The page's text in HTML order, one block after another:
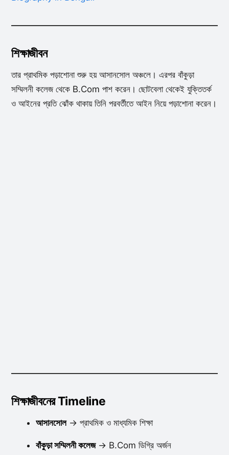
শিক্ষাজীবন
তার প্রাথমিক পড়াশোনা শুরু হয় আসানসোল অঞ্চলে। এরপর বাঁকুড়া
সম্মিলনী কলেজ থেকে B.Com পাশ করেন। ছোটবেলা থেকেই যুক্তিতর্ক
ও আইনের প্রতি ঝোঁক থাকায় তিনি পরবর্তীতে আইন নিয়ে পড়াশোনা করেন।
শিক্ষাজীবনের Timeline
আসানসোল→ প্রাথমিক ও মাধ্যমিক শিক্ষা
বাঁকুড়া সম্মিলনী কলেজ→ B.Com ডিগ্রি অর্জন